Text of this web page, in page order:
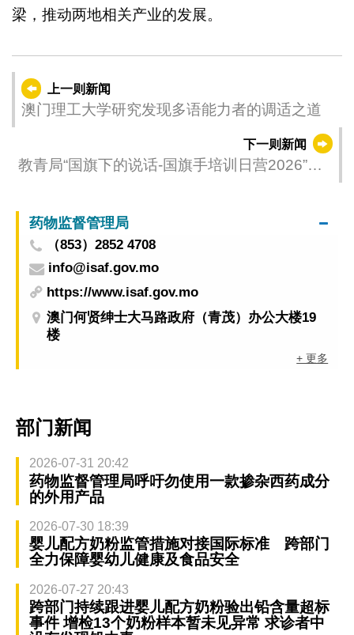
梁，推动两地相关产业的发展。
上一则新闻
澳门理工大学研究发现多语能力者的调适之道
下一则新闻
教青局“国旗下的说话-国旗手培训日营2026”顺
药物监督管理局
（853）2852 4708
info@isaf.gov.mo
https://www.isaf.gov.mo
澳门何贤绅士大马路政府（青茂）办公大楼19
楼
+ 更多
部门新闻
2026-07-31 20:42
药物监督管理局呼吁勿使用一款掺杂西药成分
的外用产品
2026-07-30 18:39
婴儿配方奶粉监管措施对接国际标准 跨部门
全力保障婴幼儿健康及食品安全
2026-07-27 20:43
跨部门持续跟进婴儿配方奶粉验出铅含量超标
事件 增检13个奶粉样本暂未见异常 求诊者中